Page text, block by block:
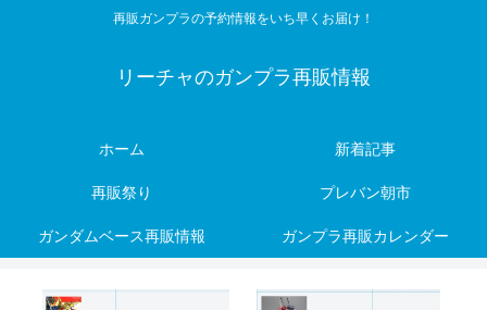
再販ガンプラの予約情報をいち早くお届け！
リーチャのガンプラ再販情報
ホーム 新着記事
再販祭り プレバン朝市
ガンダムベース再販情報 ガンプラ再販カレンダー